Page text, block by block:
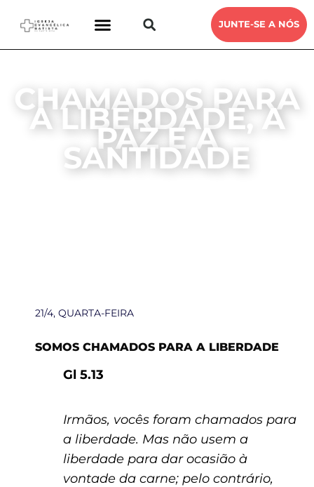
JUNTE-SE A NÓS
CHAMADOS PARA
A LIBERDADE, A
PAZ E A
SANTIDADE
21/4, QUARTA-FEIRA
SOMOS CHAMADOS PARA A LIBERDADE
Gl 5.13
Irmãos, vocês foram chamados para
a liberdade. Mas não usem a
liberdade para dar ocasião à
vontade da carne; pelo contrário,